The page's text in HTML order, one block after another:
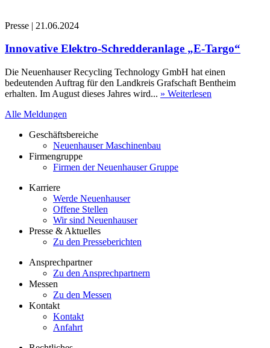
Presse | 21.06.2024
Innovative Elektro-Schredderanlage „E-Targo“
Die Neuenhauser Recycling Technology GmbH hat einen
bedeutenden Auftrag für den Landkreis Grafschaft Bentheim
erhalten. Im August dieses Jahres wird... » Weiterlesen
Alle Meldungen
Geschäftsbereiche
Neuenhauser Maschinenbau
Firmengruppe
Firmen der Neuenhauser Gruppe
Karriere
Werde Neuenhauser
Offene Stellen
Wir sind Neuenhauser
Presse & Aktuelles
Zu den Presseberichten
Ansprechpartner
Zu den Ansprechpartnern
Messen
Zu den Messen
Kontakt
Kontakt
Anfahrt